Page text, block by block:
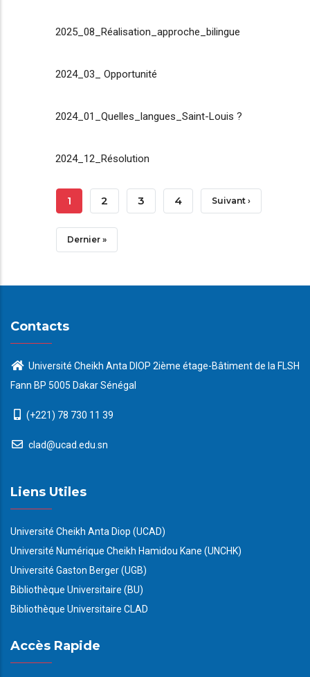
2025_08_Réalisation_approche_bilingue
2024_03_ Opportunité
2024_01_Quelles_langues_Saint-Louis ?
2024_12_Résolution
Pagination
Page
Courante
1 Page
2 Page
3 Page
4 Page
Suivant ›
Dernière
Dernier »
Contacts
Université Cheikh Anta DIOP 2ième étage-Bâtiment de la FLSH
Fann BP 5005 Dakar Sénégal
(+221) 78 730 11 39
clad@ucad.edu.sn
Liens Utiles
Université Cheikh Anta Diop (UCAD)
Université Numérique Cheikh Hamidou Kane (UNCHK)
Université Gaston Berger (UGB)
Bibliothèque Universitaire (BU)
Bibliothèque Universitaire CLAD
Accès Rapide